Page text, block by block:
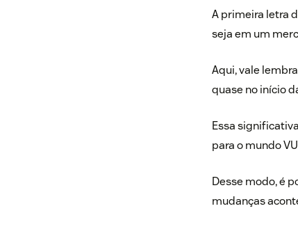
A primeira letra
seja em um
Aqui, vale
quase no início
Essa
para o mundo
Desse modo, é
mudanças